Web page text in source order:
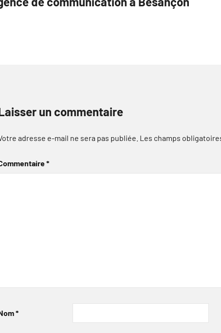
un commentaire
adresse e-mail ne sera pas publiée. Les champs
*
*